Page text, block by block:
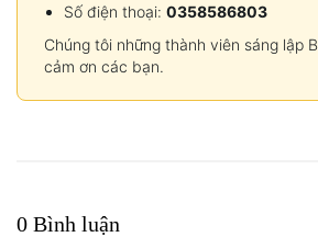
Số điện thoại: 0358586803
Chúng tôi những thành viên sáng lập
cảm ơn các bạn.
0 Bình luận